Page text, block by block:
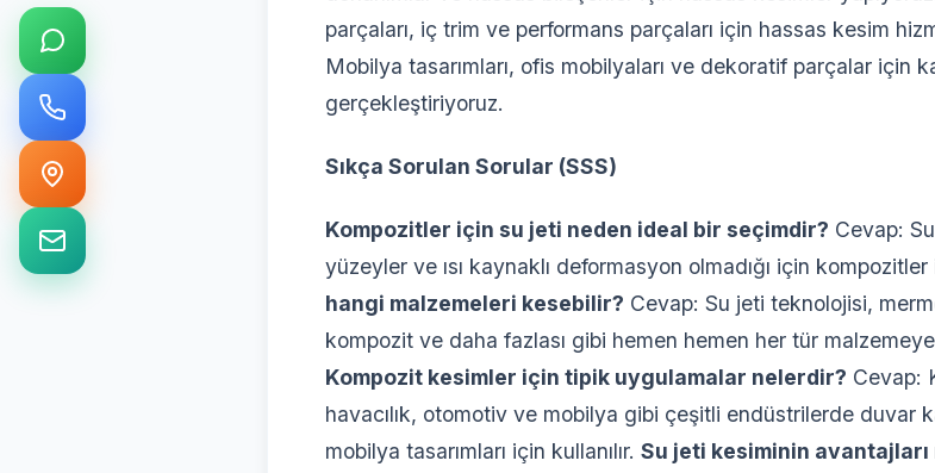
parçaları, iç trim ve performans parçaları için hassas kesim
Mobilya tasarımları, ofis mobilyaları ve dekoratif parçalar için
gerçekleştiriyoruz.
Sıkça Sorulan Sorular (SSS)
Kompozitler için su jeti neden ideal bir seçimdir? Cevap:
yüzeyler ve ısı kaynaklı deformasyon olmadığı için
hangi malzemeleri kesebilir? Cevap: Su jeti teknolojisi,
kompozit ve daha fazlası gibi hemen hemen her tür
Kompozit kesimler için tipik uygulamalar nelerdir? Cevap:
havacılık, otomotiv ve mobilya gibi çeşitli endüstrilerde duvar
mobilya tasarımları için kullanılır. Su jeti kesiminin